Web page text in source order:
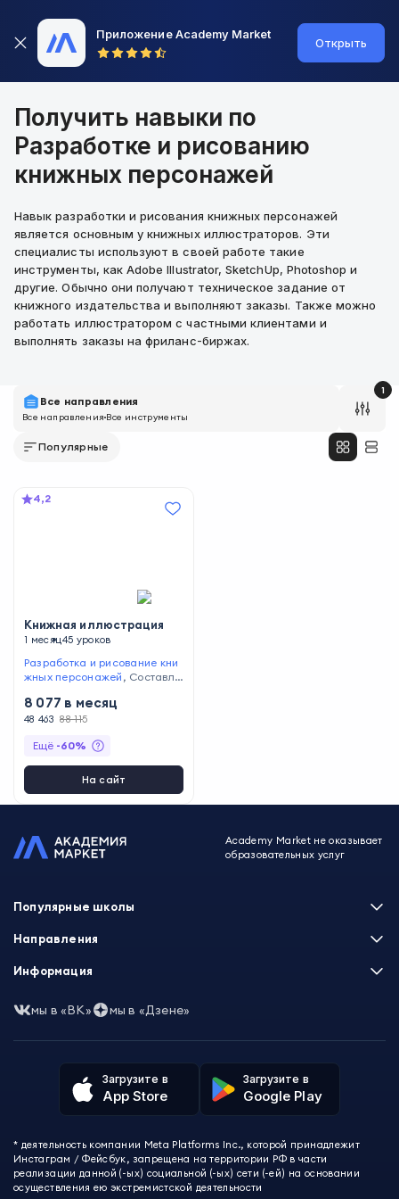
Приложение Academy Market
Открыть
Получить навыки по
Разработке и рисованию
книжных персонажей
Навык разработки и рисования книжных персонажей
является основным у книжных иллюстраторов. Эти
специалисты используют в своей работе такие
инструменты, как Adobe Illustrator, SketchUp, Photoshop и
другие. Обычно они получают техническое задание от
книжного издательства и выполняют заказы. Также можно
работать иллюстратором с частными клиентами и
выполнять заказы на фриланс-биржах.
Все направления
Все направленияВсе инструменты
1
Популярные
4,2
Книжная иллюстрация
1 месяц45 уроков
Разработка и рисование кни
жных персонажей , Составле
правами,Создание раскадр
овок для книг
8 077 в месяц
48 463 88 115
Ещё -60%
На сайт
Academy Market не оказывает
образовательных услуг
Загрузите в
App Store
Загрузите в
Google Play
* деятельность компании Meta Platforms Inc., которой принадлежит
Инстаграм / Фейсбук, запрещена на территории РФ в части
реализации данной (-ых) социальной (-ых) сети (-ей) на основании
осуществления ею экстремистской деятельности
Популярные школы
Skillbox
XYZ School
Skillfactory
Talentsy
ProductStar
Бруноям
EDPRO
Level One
Направления
Программирование
Маркетинг
Аналитика
Другие профессии
Красота и здоровье
Для детей и подростков
Психология
Информация
Часто задаваемые вопросы
Пользовательское соглашение
Политика обработки данных
Избранные курсы
Акции и скидки
О проекте
Контакты
мы в «ВК» мы в «Дзене»